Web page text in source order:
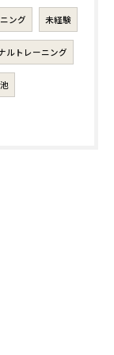
ング 未経験
ルトレーニング